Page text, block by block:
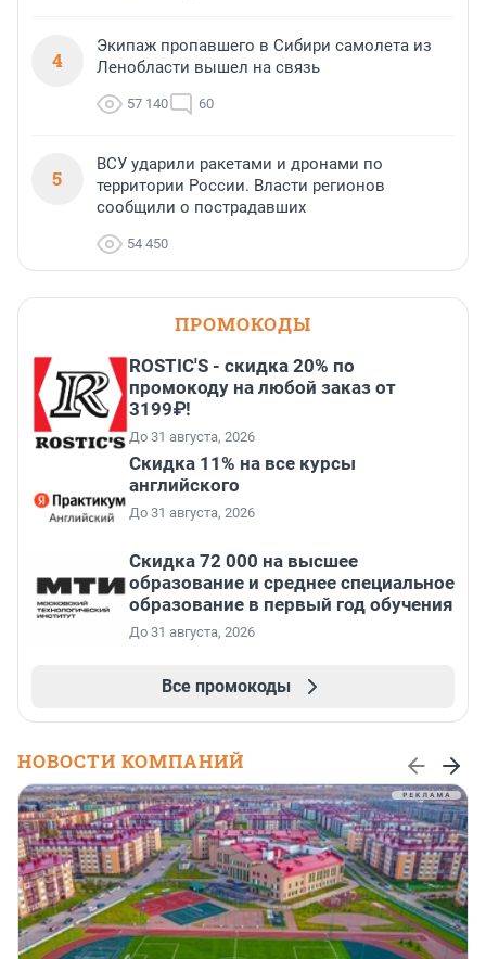
4
Экипаж пропавшего в Сибири самолета из
Ленобласти вышел на связь
57 140 60
5
ВСУ ударили ракетами и дронами по
территории России. Власти регионов
сообщили о пострадавших
54 450
ПРОМОКОДЫ
ROSTIC'S - скидка 20% по
промокоду на любой заказ от
3199₽!
До 31 августа, 2026
Скидка 11% на все курсы
английского
До 31 августа, 2026
Скидка 72 000 на высшее
образование и среднее специальное
образование в первый год обучения
До 31 августа, 2026
Все промокоды
НОВОСТИ КОМПАНИЙ